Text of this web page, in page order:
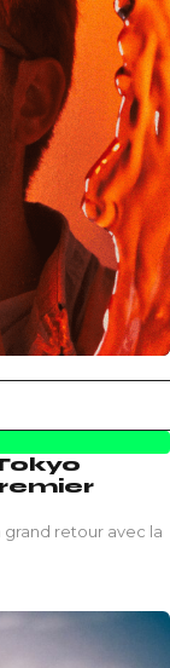
grand retour avec la